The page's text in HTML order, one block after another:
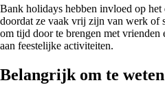
Bank holidays hebben invloed op het
doordat ze vaak vrij zijn van werk of
om tijd door te brengen met vrienden
aan feestelijke activiteiten.
Belangrijk om te weten